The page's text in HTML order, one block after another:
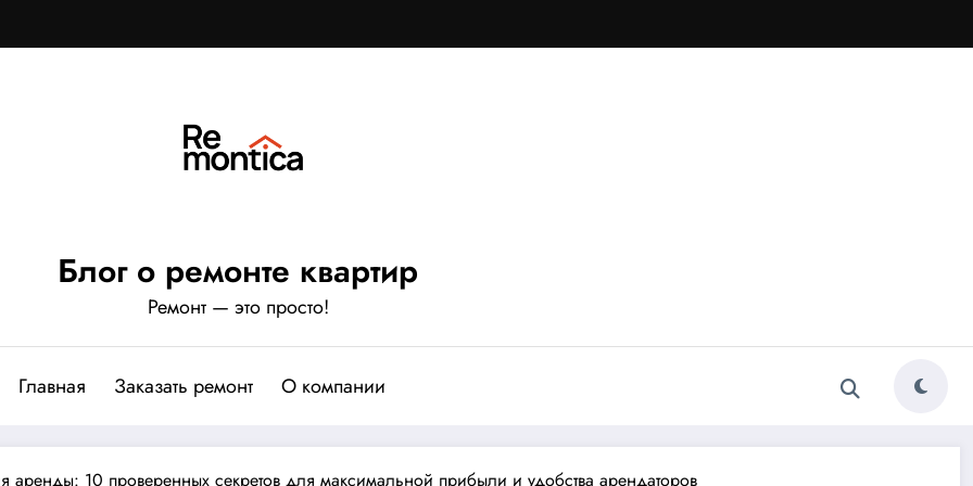
Блог о ремонте квартир
Ремонт — это просто!
Главная Заказать ремонт О компании
аренды: 10 проверенных секретов для максимальной прибыли и удобства арендаторов